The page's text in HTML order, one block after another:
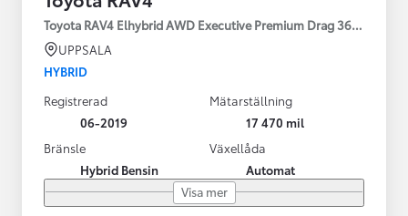
Toyota RAV4 Elhybrid AWD Executive Premium Drag 360-kamera
UPPSALA
HYBRID
Registrerad
06-2019
Mätarställning
17 470 mil
Bränsle
Hybrid Bensin
Växellåda
Automat
Visa mer